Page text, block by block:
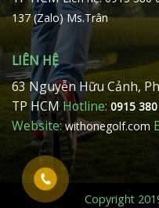
137 (Zalo) Ms.Trân
LIÊN HỆ
63 Nguyễn Hữu Cảnh,
TP HCMHotline: 0915
Website:withonegolf.com
Copyright